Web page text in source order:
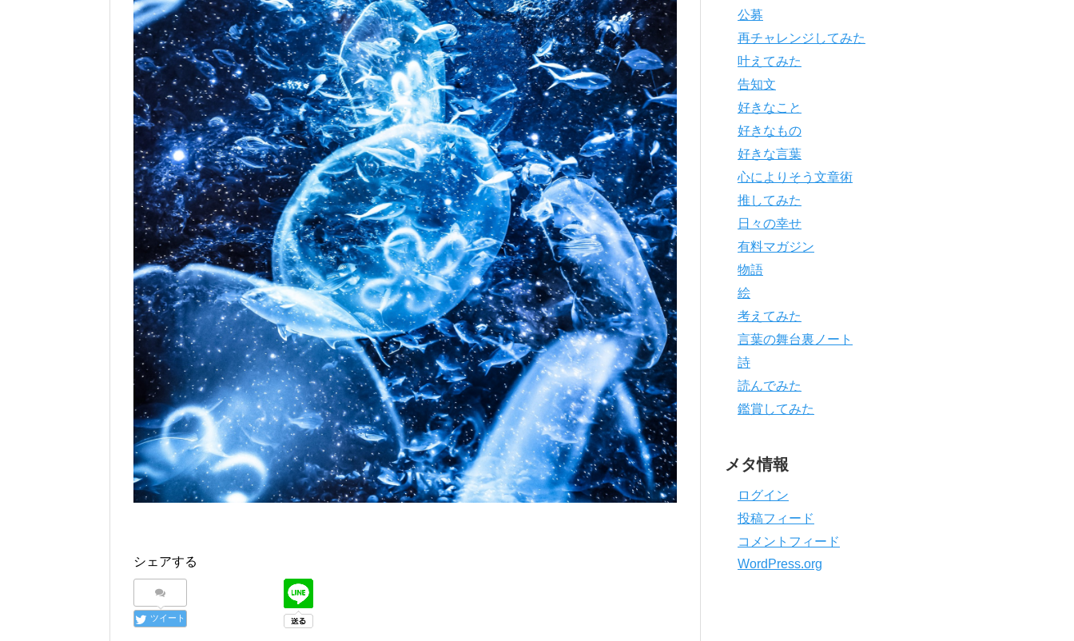
シェアする
ツイート
公募
再チャレンジしてみた
叶えてみた
告知文
好きなこと
好きなもの
好きな言葉
心によりそう文章術
推してみた
日々の幸せ
有料マガジン
物語
絵
考えてみた
言葉の舞台裏ノート
詩
読んでみた
鑑賞してみた
メタ情報
ログイン
投稿フィード
コメントフィード
WordPress.org